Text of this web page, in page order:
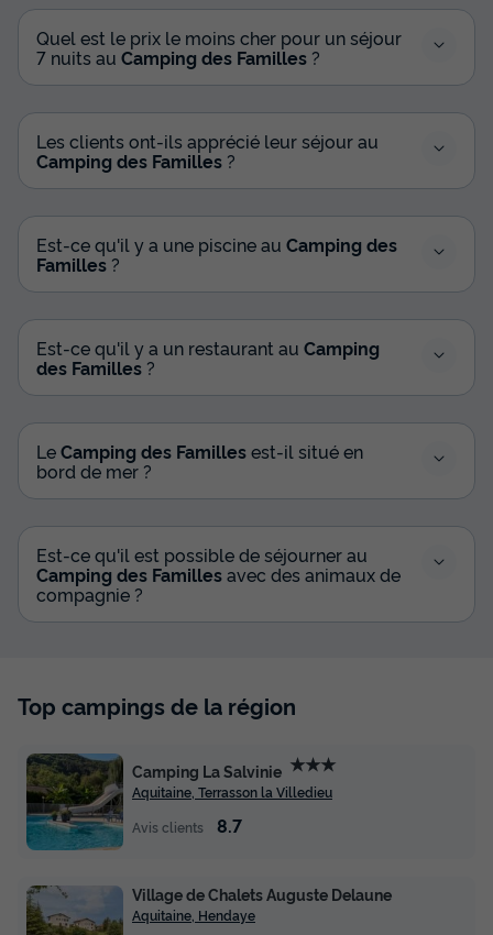
Meilleur prix pour 7 nuits
Modifier les dates
602 €
Voir les disponibilités
MOBILHOME 6 personnes - Cottage des
Pins 3 CH - 6 PERS 29 m² - TV
Neuf
Terrasse couverte Animaux autorisés *
Cafetière
Congélateur
PERS 29 m² - TV
Meilleur prix pour 7 nuits
Modifier les dates
Quel est le prix le moins cher pour un séjour
7 nuits au Camping des Familles ?
Les clients ont-ils apprécié leur séjour au
Camping des Familles ?
Est-ce qu'il y a une piscine au Camping des
Familles ?
Est-ce qu'il y a un restaurant au Camping
des Familles ?
LeCamping des Famillesest-il situé en
bord de mer ?
Est-ce qu'il est possible de séjourner au
Camping des Famillesavec des animaux de
compagnie ?
Top campings de la région
Camping La Salvinie ★★★
Aquitaine, Terrasson la Villedieu
Avis clients
8.7
Village de Chalets Auguste Delaune
Aquitaine, Hendaye